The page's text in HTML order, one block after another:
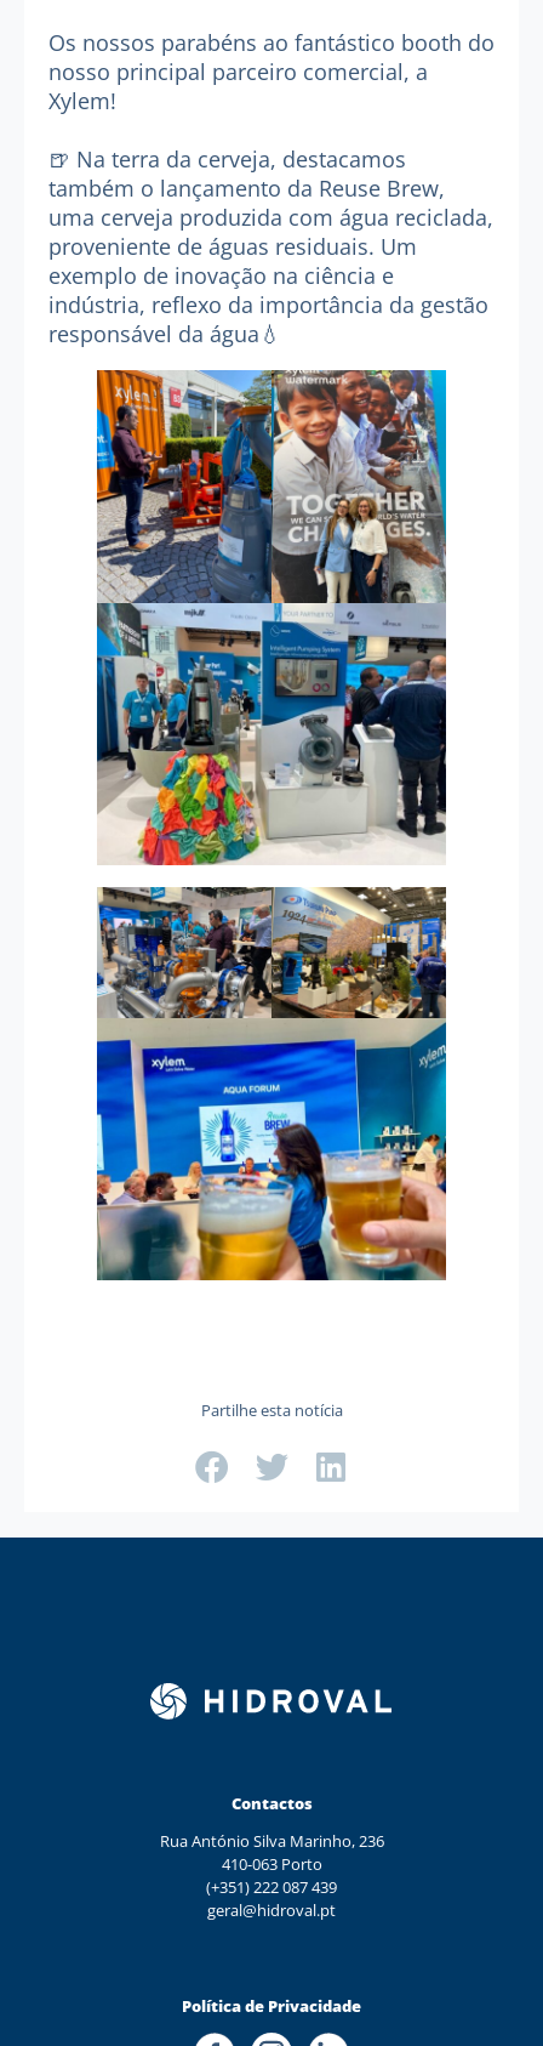
Os nossos parabéns ao fantástico booth do
nosso principal parceiro comercial, a
Xylem!
🍺 Na terra da cerveja, destacamos
também o lançamento da Reuse Brew,
uma cerveja produzida com água reciclada,
proveniente de águas residuais. Um
exemplo de inovação na ciência e
indústria, reflexo da importância da gestão
responsável da água💧
Partilhe esta notícia
Contactos
Rua António Silva Marinho, 236
410-063 Porto
(+351) 222 087 439
geral@hidroval.pt
Política de Privacidade